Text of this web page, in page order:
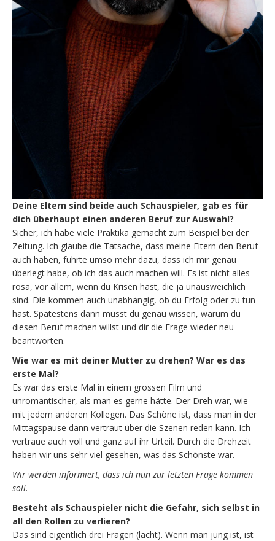
Deine Eltern sind beide auch Schauspieler, gab es für
dich überhaupt einen anderen Beruf zur Auswahl?
Sicher, ich habe viele Praktika gemacht zum Beispiel bei der
Zeitung. Ich glaube die Tatsache, dass meine Eltern den Beruf
auch haben, führte umso mehr dazu, dass ich mir genau
überlegt habe, ob ich das auch machen will. Es ist nicht alles
rosa, vor allem, wenn du Krisen hast, die ja unausweichlich
sind. Die kommen auch unabhängig, ob du Erfolg oder zu tun
hast. Spätestens dann musst du genau wissen, warum du
diesen Beruf machen willst und dir die Frage wieder neu
beantworten.
Wie war es mit deiner Mutter zu drehen? War es das
erste Mal?
Es war das erste Mal in einem grossen Film und
unromantischer, als man es gerne hätte. Der Dreh war, wie
mit jedem anderen Kollegen. Das Schöne ist, dass man in der
Mittagspause dann vertraut über die Szenen reden kann. Ich
vertraue auch voll und ganz auf ihr Urteil. Durch die Drehzeit
haben wir uns sehr viel gesehen, was das Schönste war.
Wir werden informiert, dass ich nun zur letzten Frage kommen
soll.
Besteht als Schauspieler nicht die Gefahr, sich selbst in
all den Rollen zu verlieren?
Das sind eigentlich drei Fragen (lacht). Wenn man jung ist, ist